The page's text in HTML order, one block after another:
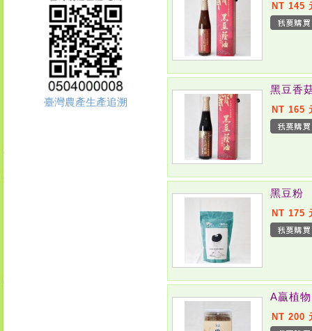
臺灣農產生產追溯
NT 145
黑豆香
NT 165
黑豆粉
NT 175
A贏植
NT 200